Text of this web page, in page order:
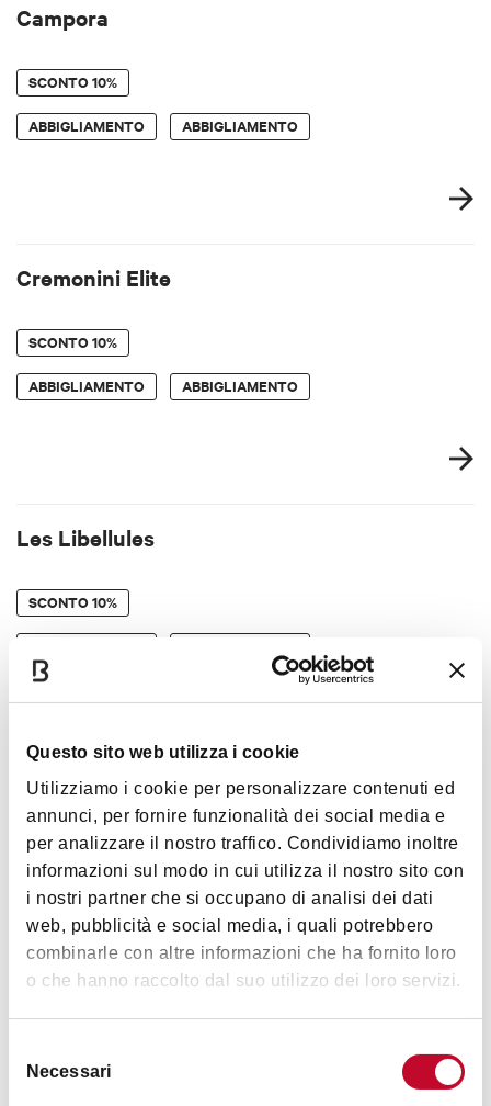
Questo sito web utilizza i cookie
Utilizziamo i cookie per personalizzare contenuti ed
annunci, per fornire funzionalità dei social media e
per analizzare il nostro traffico. Condividiamo inoltre
informazioni sul modo in cui utilizza il nostro sito con
i nostri partner che si occupano di analisi dei dati
web, pubblicità e social media, i quali potrebbero
combinarle con altre informazioni che ha fornito loro
o che hanno raccolto dal suo utilizzo dei loro servizi.
delNecessari
Campora
SCONTO10%
ABBIGLIAMENTO ABBIGLIAMENTO
Cremonini Elite
SCONTO10%
ABBIGLIAMENTO ABBIGLIAMENTO
Les Libellules
SCONTO10%
Natalia Bimbi Bimbi
SCONTO 10%
ABBIGLIAMENTO ABBIGLIAMENTO BIMBO
Patagonia Store